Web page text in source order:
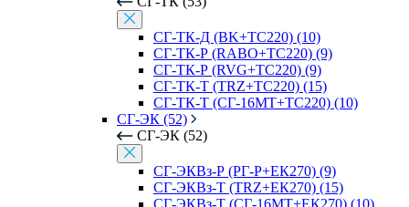
СГ-ТК-Д (BK+ТС220) (10)
СГ-ТК-Р (RABO+ТС220) (9)
СГ-ТК-Р (RVG+ТС220) (9)
СГ-ТК-Т (TRZ+ТС220) (15)
СГ-ТК-Т (СГ-16МТ+ТС220) (10)
СГ-ЭК (52)
СГ-ЭК (52)
СГ-ЭКВз-Р (РГ-Р+ЕК270) (9)
СГ-ЭКВз-Т (TRZ+ЕК270) (15)
СГ-ЭКВз-Т (СГ-16МТ+ЕК270) (10)